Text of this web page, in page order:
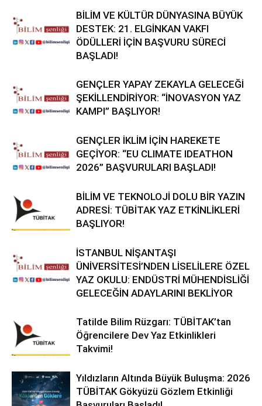
BİLİM VE KÜLTÜR DÜNYASINA BÜYÜK
DESTEK: 21. ELGİNKAN VAKFI
ÖDÜLLERİ İÇİN BAŞVURU SÜRECİ
BAŞLADI!
GENÇLER YAPAY ZEKAYLA GELECEĞİ
ŞEKİLLENDİRİYOR: “İNOVASYON YAZ
KAMPI” BAŞLIYOR!
GENÇLER İKLİM İÇİN HAREKETE
GEÇİYOR: “EU CLIMATE IDEATHON
2026” BAŞVURULARI BAŞLADI!
BİLİM VE TEKNOLOJİ DOLU BİR YAZIN
ADRESİ: TÜBİTAK YAZ ETKİNLİKLERİ
BAŞLIYOR!
İSTANBUL NİŞANTAŞI
ÜNİVERSİTESİ’NDEN LİSELİLERE ÖZEL
YAZ OKULU: ENDÜSTRİ MÜHENDİSLİĞİ
GELECEĞİN ADAYLARINI BEKLİYOR
Tatilde Bilim Rüzgarı: TÜBİTAK’tan
Öğrencilere Dev Yaz Etkinlikleri
Takvimi!
Yıldızların Altında Büyük Buluşma: 2026
TÜBİTAK Gökyüzü Gözlem Etkinliği